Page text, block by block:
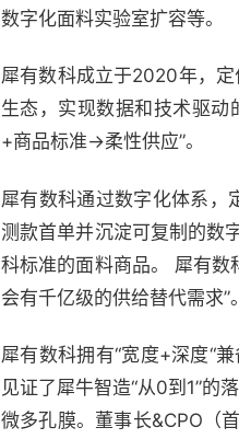
数字化面料实验室扩容等。
犀有数科成立于2020年，
生态，实现数据和技术驱动
+商品标准->柔性供应”。
犀有数科通过数字化体系，
测款首单并沉淀可复制的数
科标准的面料商品。 犀有数
会有千亿级的供给替代需求”。
犀有数科拥有“宽度+深度“
见证了犀牛智造“从0到1”的
微多孔膜。董事长&CPO（